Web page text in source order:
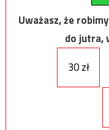
Uważasz, że
do jutra,
30 zł